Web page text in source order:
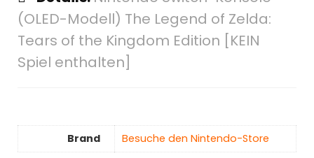
(OLED-Modell) The Legend of Zelda:
Tears of the Kingdom Edition [KEIN
Spiel enthalten]
Brand Besuche den Nintendo-Store